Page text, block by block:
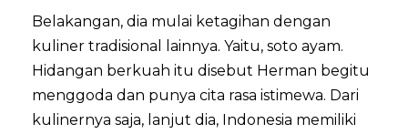
Belakangan, dia mulai ketagihan dengan
kuliner tradisional lainnya. Yaitu, soto ayam.
Hidangan berkuah itu disebut Herman begitu
menggoda dan punya cita rasa istimewa. Dari
kulinernya saja, lanjut dia, Indonesia memiliki